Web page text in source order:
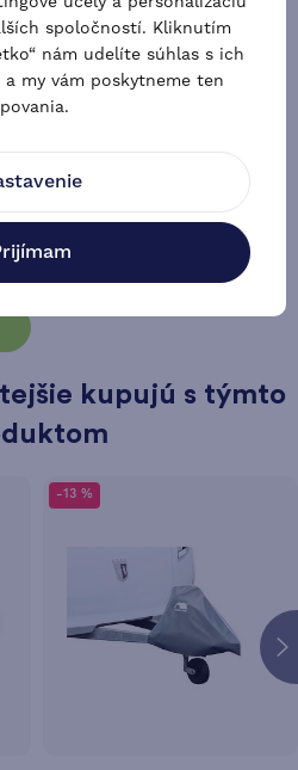
kupujú s týmto
-13 %
spoločností. Kliknutím
nám udelíte súhlas s ich
my vám poskytneme ten